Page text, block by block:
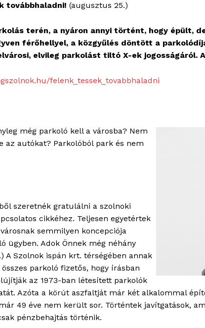
továbbhaladni! (augusztus 25.)
terén, a nyáron annyi történt, hogy épült,
férőhellyel, a közgyűlés döntött a
elvileg parkolást tiltó X-ek jogosságáról.
felenk_tessek_tovabbhaladni
még parkoló kell a városba? Nem
az autókat? Parkolóból park és nem
szeretnék gratulálni a szolnoki
cikkéhez. Teljesen egyetértek
semmilyen koncepciója
ügyben. Adok Önnek még néhány
A Szolnok ispán krt. térségében annak
parkoló fizetős, hogy írásban
az 1973-ban létesített parkolók
Azóta a körút aszfaltját már két alkalommal
49 éve nem került sor. Történtek javítgatások,
pénzbehajtás történik.